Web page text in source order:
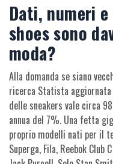
Dati, numeri
shoes sono
moda?
Alla domanda se siano
ricerca Statista
delle sneakers vale circa
annua del 7%. Una fetta
proprio modelli nati per il
Superga, Fila, Reebok